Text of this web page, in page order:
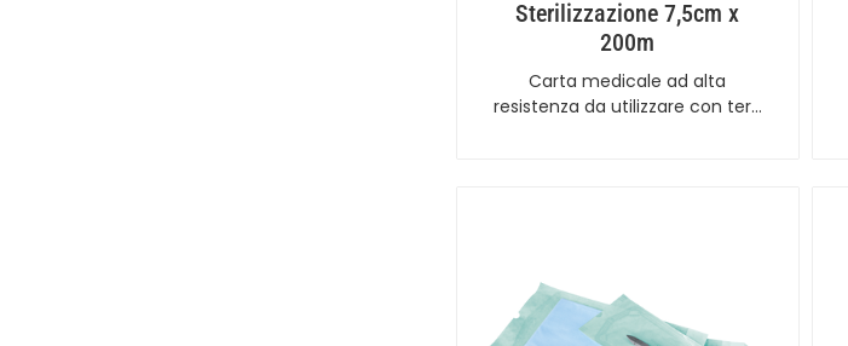
Sterilizzazione 7,5cm x
200m
Carta medicale ad alta
resistenza da utilizzare con ter…